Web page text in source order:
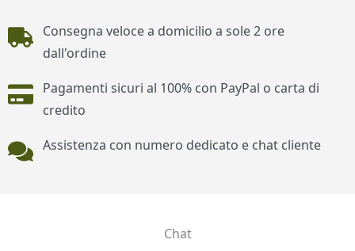
Piè di pagina
Consegna veloce a domicilio a sole 2 ore
dall'ordine
Pagamenti sicuri al 100% con PayPal o carta di
credito
Assistenza con numero dedicato e chat cliente
Chat